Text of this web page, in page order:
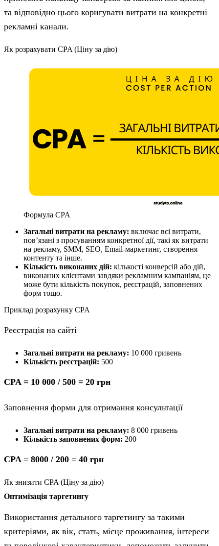
та відповідно цього коригувати витрати на конкретні
рекламні канали.
Як розрахувати CPA (Ціну за дію)
Формула CPA
Загальні витрати на рекламу: включає всі витрати,
пов’язані з просуванням конкретної дії, такі як витрати
на рекламу, SMM, SEO, Email-маркетинг, створення
контенту та інше.
Кількість виконаних дій: кількості конверсій або дій,
виконаних клієнтами завдяки рекламним кампаніям, це
може бути кількість покупок, реєстрацій, заповнених
форм тощо.
Приклад розрахунку CPA
Реєстрація на сайті
Загальні витрати на рекламу: 10 000 гривень
Кількість реєстрацій: 500
CPA = 10 000 / 500 = 20 грн
Заповнення форми для отримання консультації
Загальні витрати на рекламу: 8 000 гривень
Кількість заповнених форм: 200
CPA = 8000 / 200 = 40 грн
Як знизити CPA (Ціну за дію)
Оптимізація таргетингу
Використання детального таргетингу за такими
критеріями, як вік, стать, місце проживання, інтереси